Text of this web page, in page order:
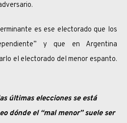
es ese electorado que los
y que en Argentina
el electorado del menor espanto.
últimas elecciones se está
dónde el “mal menor” suele ser